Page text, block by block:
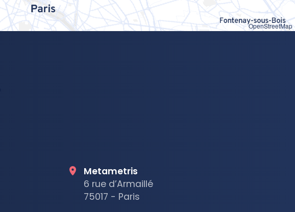
OpenStreetMap
Metametris
6 rue d’Armaillé
75017 - Paris